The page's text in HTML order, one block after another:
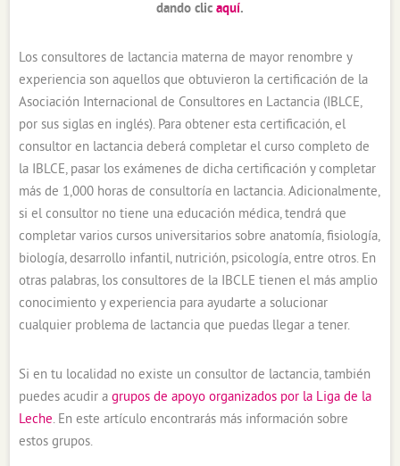
dando clic aquí.
Los consultores de lactancia materna de mayor renombre y
experiencia son aquellos que obtuvieron la certificación de la
Asociación Internacional de Consultores en Lactancia (IBLCE,
por sus siglas en inglés). Para obtener esta certificación, el
consultor en lactancia deberá completar el curso completo de
la IBLCE, pasar los exámenes de dicha certificación y completar
más de 1,000 horas de consultoría en lactancia. Adicionalmente,
si el consultor no tiene una educación médica, tendrá que
completar varios cursos universitarios sobre anatomía, fisiología,
biología, desarrollo infantil, nutrición, psicología, entre otros. En
otras palabras, los consultores de la IBCLE tienen el más amplio
conocimiento y experiencia para ayudarte a solucionar
cualquier problema de lactancia que puedas llegar a tener.
Si en tu localidad no existe un consultor de lactancia, también
puedes acudir agrupos de apoyo organizados por la Liga de la
Leche. En este artículo encontrarás más información sobre
estos grupos.